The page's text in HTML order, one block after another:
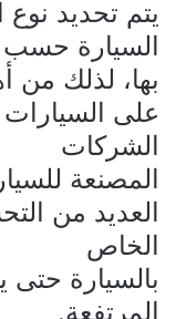
يتم تحديد نوع
السيارة حسب
بها، لذلك من
على السيارات
الشركات
المصنعة
العديد من
الخاص
بالسيارة
المرتفعة.